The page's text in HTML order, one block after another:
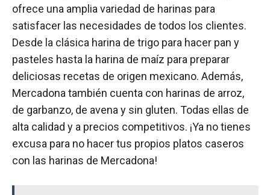
ofrece una amplia variedad de harinas para
satisfacer las necesidades de todos los clientes.
Desde la clásica harina de trigo para hacer pan y
pasteles hasta la harina de maíz para preparar
deliciosas recetas de origen mexicano. Además,
Mercadona también cuenta con harinas de arroz,
de garbanzo, de avena y sin gluten. Todas ellas de
alta calidad y a precios competitivos. ¡Ya no tienes
excusa para no hacer tus propios platos caseros
con las harinas de Mercadona!